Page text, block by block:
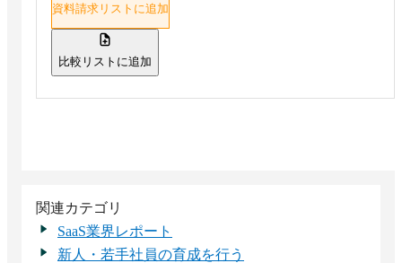
資料請求リストに追加
比較リストに追加
関連カテゴリ
SaaS業界レポート
新人・若手社員の育成を行う